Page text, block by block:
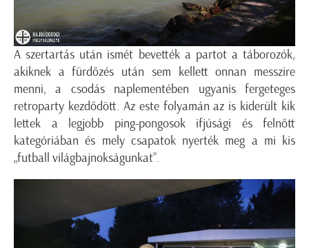
A szertartás után ismét bevették a partot a táborozók,
akiknek a fürdőzés után sem kellett onnan messzire
menni, a csodás naplementében ugyanis fergeteges
retroparty kezdődött. Az este folyamán az is kiderült kik
lettek a legjobb ping-pongosok ifjúsági és felnőtt
kategóriában és mely csapatok nyerték meg a mi kis
„futball világbajnokságunkat”.